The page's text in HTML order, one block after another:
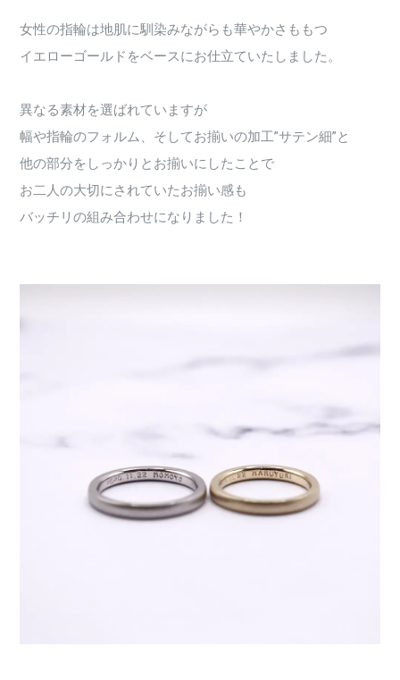
女性の指輪は地肌に馴染みながらも華やかさももつ
イエローゴールドをベースにお仕立ていたしました。
異なる素材を選ばれていますが
幅や指輪のフォルム、そしてお揃いの加工”サテン細”と
他の部分をしっかりとお揃いにしたことで
お二人の大切にされていたお揃い感も
バッチリの組み合わせになりました！